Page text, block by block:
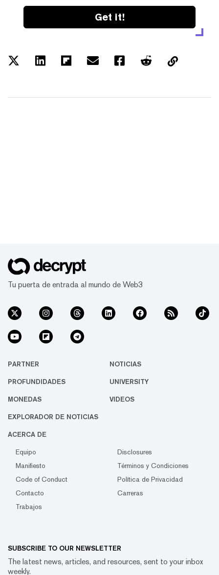
Get it!
Tu puerta de entrada al mundo de Web3
PARTNER NOTICIAS
PROFUNDIDADES UNIVERSITY
MONEDAS VIDEOS
EXPLORADOR DE NOTICIAS
ACERCA DE
Equipo
Disclosures
Manifiesto
Términos y Condiciones
Code of Conduct
Política de Privacidad
Contacto
Carreras
Trabajos
SUBSCRIBE TO OUR NEWSLETTER
The latest news, articles, and resources, sent to your inbox
weekly.